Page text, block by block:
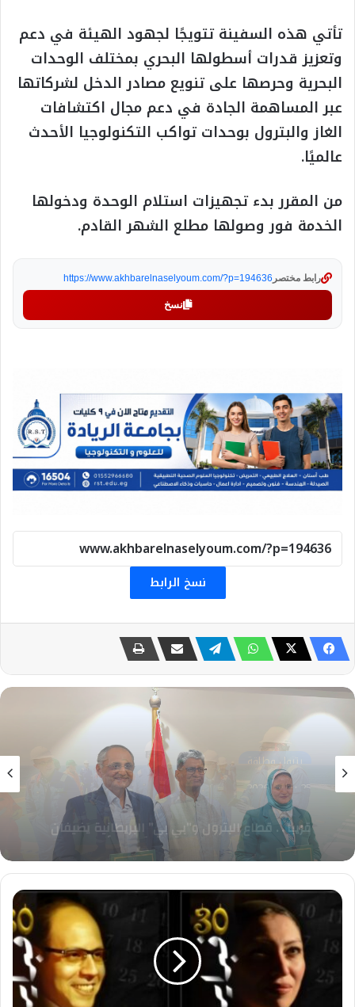
تأتي هذه السفينة تتويجًا لجهود الهيئة في دعم
وتعزيز قدرات أسطولها البحري بمختلف الوحدات
البحرية وحرصها على تنويع مصادر الدخل لشركاتها
عبر المساهمة الجادة في دعم مجال اكتشافات
الغاز والبترول بوحدات تواكب التكنولوجيا الأحدث
عالميًا.
من المقرر بدء تجهيزات استلام الوحدة ودخولها
الخدمة فور وصولها مطلع الشهر القادم.
رابط مختصر https://www.akhbarelnaselyoum.com/?p=194636
نسخ
نسخ الرابط
بترول وطاقة
23 يوليو، 2026
الهند ومصر تعززان التعاون بمشروعات الكهرباء
بعقد يتجاوز 40 مليون دولار
"
30
مسرح